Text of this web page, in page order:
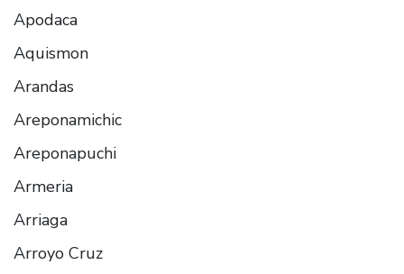
Apodaca
Aquismon
Arandas
Areponamichic
Areponapuchi
Armeria
Arriaga
Arroyo Cruz